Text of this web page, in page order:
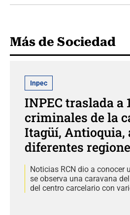
Más de Sociedad
Inpec
INPEC traslada a
criminales de la
Itagüí, Antioquia,
diferentes
Noticias RCN dio a conocer
se observa una caravana
del centro carcelario con